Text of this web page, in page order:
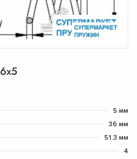
5 мм
36 мм
51.3 мм
4